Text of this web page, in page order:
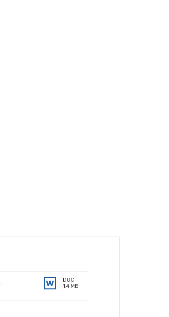
DOC
1.4 МБ